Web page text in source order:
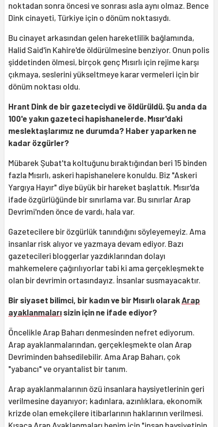
noktadan sonra öncesi ve sonrası asla aynı olmaz. Bence
Dink cinayeti, Türkiye için o dönüm noktasıydı.
Bu cinayet arkasından gelen hareketlilik bağlamında,
Halid Said'in Kahire'de öldürülmesine benziyor. Onun polis
şiddetinden ölmesi, birçok genç Mısırlı için rejime karşı
çıkmaya, seslerini yükseltmeye karar vermeleri için bir
dönüm noktası oldu.
Hrant Dink de bir gazeteciydi ve öldürüldü. Şu anda da
100'e yakın gazeteci hapishanelerde. Mısır'daki
meslektaşlarımız ne durumda? Haber yaparken ne
kadar özgürler?
Mübarek Şubat'ta koltuğunu bıraktığından beri 15 binden
fazla Mısırlı, askeri hapishanelere konuldu. Biz "Askeri
Yargıya Hayır" diye büyük bir hareket başlattık. Mısır'da
ifade özgürlüğünde bir sınırlama var. Bu sınırlar Arap
Devrimi'nden önce de vardı, hala var.
Gazetecilere bir özgürlük tanındığını söyleyemeyiz. Ama
insanlar risk alıyor ve yazmaya devam ediyor. Bazı
gazetecileri bloggerlar yazdıklarından dolayı
mahkemelere çağırılıyorlar tabi ki ama gerçekleşmekte
olan bir devrimin ortasındayız. İnsanlar susmayacaktır.
Bir siyaset bilimci, bir kadın ve bir Mısırlı olarakArap
ayaklanmaları sizin için ne ifade ediyor?
Öncelikle Arap Baharı denmesinden nefret ediyorum.
Arap ayaklanmalarından, gerçekleşmekte olan Arap
Devriminden bahsedilebilir. Ama Arap Baharı, çok
"yabancı" ve oryantalist bir tanım.
Arap ayaklanmalarının özü insanlara haysiyetlerinin geri
verilmesine dayanıyor; kadınlara, azınlıklara, ekonomik
krizde olan emekçilere itibarlarının haklarının verilmesi.